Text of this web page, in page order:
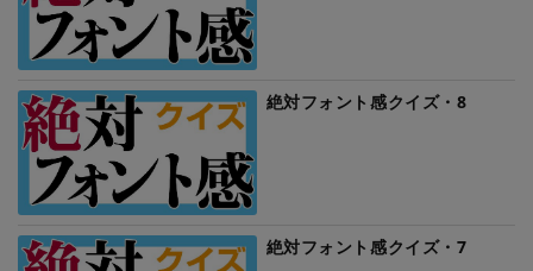
絶対フォント感クイズ・8
絶対フォント感クイズ・7